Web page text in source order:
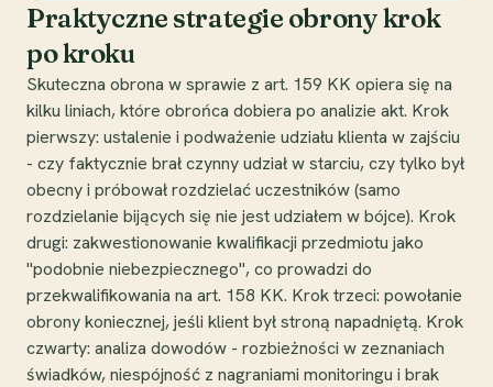
Praktyczne strategie obrony krok
po kroku
Skuteczna obrona w sprawie z art. 159 KK opiera się na
kilku liniach, które obrońca dobiera po analizie akt. Krok
pierwszy: ustalenie i podważenie udziału klienta w zajściu
- czy faktycznie brał czynny udział w starciu, czy tylko był
obecny i próbował rozdzielać uczestników (samo
rozdzielanie bijących się nie jest udziałem w bójce). Krok
drugi: zakwestionowanie kwalifikacji przedmiotu jako
"podobnie niebezpiecznego", co prowadzi do
przekwalifikowania na art. 158 KK. Krok trzeci: powołanie
obrony koniecznej, jeśli klient był stroną napadniętą. Krok
czwarty: analiza dowodów - rozbieżności w zeznaniach
świadków, niespójność z nagraniami monitoringu i brak